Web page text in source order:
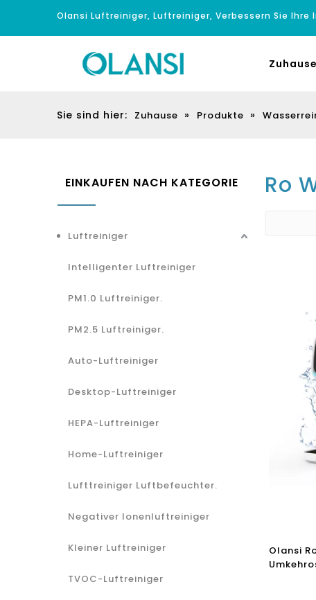
Olansi Luftreiniger, Luftreiniger, Verbessern Sie
Zuhause
Sie sind hier: Zuhause » Produkte »
EINKAUFEN NACH KATEGORIE
Luftreiniger
Intelligenter Luftreiniger
PM1.0 Luftreiniger.
PM2.5 Luftreiniger.
Auto-Luftreiniger
Desktop-Luftreiniger
HEPA-Luftreiniger
Home-Luftreiniger
Lufttreiniger Luftbefeuchter.
Negativer Ionenluftreiniger
Kleiner Luftreiniger
TVOC-Luftreiniger
Ro
Olansi